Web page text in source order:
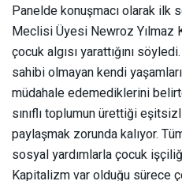
Panelde konuşmacı olarak ilk
Meclisi Üyesi Newroz Yılmaz
çocuk algısı yarattığını
sahibi olmayan kendi
müdahale edemediklerini
sınıflı toplumun ürettiği
paylaşmak zorunda kalıyor.
sosyal yardımlarla çocuk
Kapitalizm var olduğu sürece